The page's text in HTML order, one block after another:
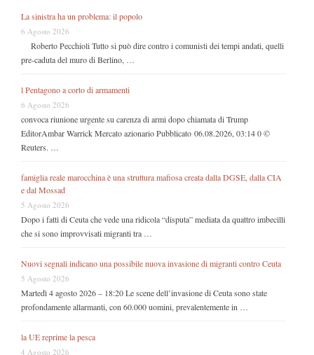
La sinistra ha un problema: il popolo
6 Agosto 2026
Roberto Pecchioli Tutto si può dire contro i comunisti dei tempi andati, quelli
pre-caduta del muro di Berlino, …
l Pentagono a corto di armamenti
6 Agosto 2026
convoca riunione urgente su carenza di armi dopo chiamata di Trump
EditorAmbar Warrick Mercato azionario Pubblicato 06.08.2026, 03:14 0 ©
Reuters. …
famiglia reale marocchina è una struttura mafiosa creata dalla DGSE, dalla CIA
e dal Mossad
5 Agosto 2026
Dopo i fatti di Ceuta che vede una ridicola “disputa” mediata da quattro imbecilli
che si sono improvvisati migranti tra …
Nuovi segnali indicano una possibile nuova invasione di migranti contro Ceuta
5 Agosto 2026
Martedì 4 agosto 2026 – 18:20 Le scene dell’invasione di Ceuta sono state
profondamente allarmanti, con 60.000 uomini, prevalentemente in …
la UE reprime la pesca
4 Agosto 2026